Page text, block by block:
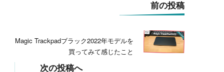
ゲ
ー
前の投稿
Magic Trackpadブラック2022年モデルを
買ってみて感じたこと
次の投稿へ